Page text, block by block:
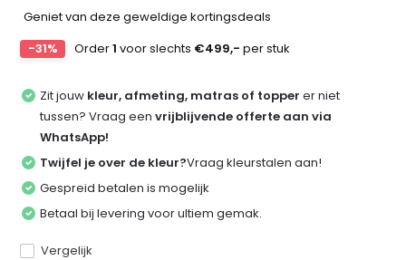
Geniet van deze geweldige kortingsdeals
-31%
Order1 voor slechts €499,- per stuk
Zit jouw kleur, afmeting, matras of topper er niet
tussen? Vraag eenvrijblijvende offerte aan via
WhatsApp!
Twijfel je over de kleur?Vraag kleurstalen aan!
Gespreid betalen is mogelijk
Betaal bij levering voor ultiem gemak.
Vergelijk